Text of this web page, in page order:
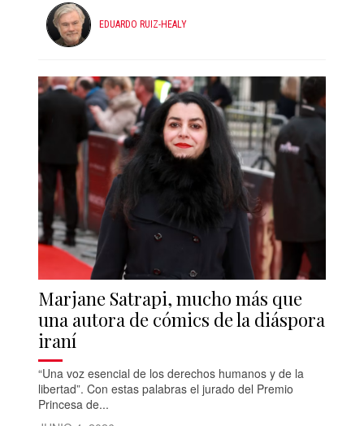
EDUARDO RUIZ-HEALY
Marjane Satrapi, mucho más que
una autora de cómics de la diáspora
iraní
“Una voz esencial de los derechos humanos y de la
libertad”. Con estas palabras el jurado del Premio
Princesa de...